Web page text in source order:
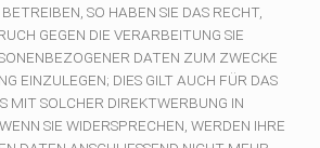
SO HABEN SIE DAS RECHT,
GEGEN DIE VERARBEITUNG SIE
DATEN ZUM ZWECKE
EINZULEGEN; DIES GILT AUCH FÜR DAS
MIT SOLCHER DIREKTWERBUNG IN
SIE WIDERSPRECHEN, WERDEN IHRE